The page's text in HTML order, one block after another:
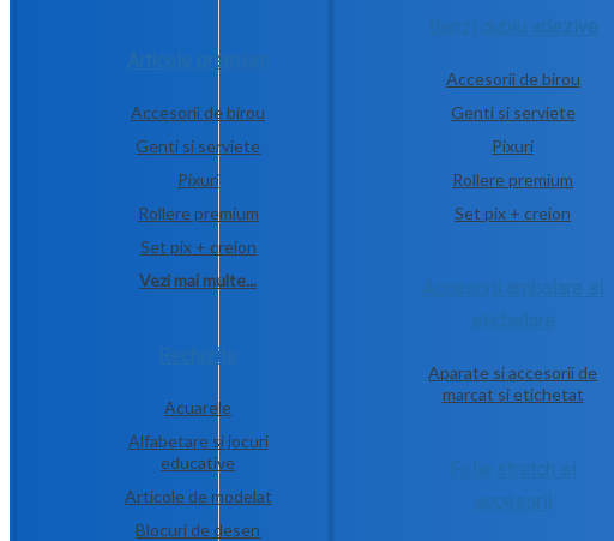
Articole premium
Accesorii de birou
Genti si serviete
Pixuri
Rollere premium
Set pix + creion
Vezi mai multe...
Rechizite
Acuarele
Alfabetare si jocuri
educative
Articole de modelat
Blocuri de desen
Accesorii de birou
Genti si serviete
Pixuri
Rollere premium
Set pix + creion
Aparate si accesorii de
marcat si etichetat